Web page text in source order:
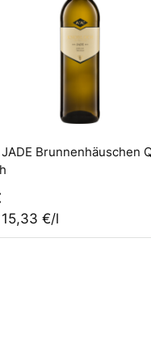
In den
Brunnenhäuschen
€/l